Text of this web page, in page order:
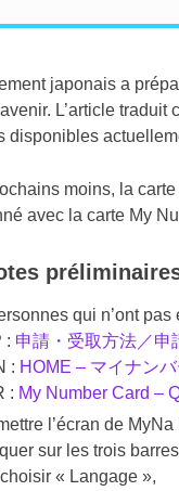
japonais a
L’article
disponibles
moins, la
avec la carte My
qui n’ont
: 申請・受取方法／申
: HOME – マイナン
: My Number Card –
l’écran de
sur les trois
« Langage »,